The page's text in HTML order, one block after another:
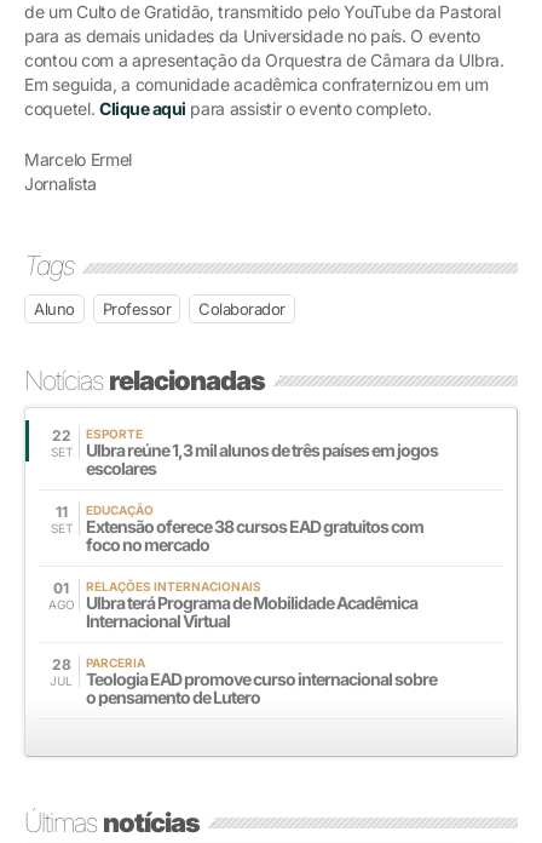
de um Culto de Gratidão, transmitido pelo YouTube da Pastoral
para as demais unidades da Universidade no país. O evento
contou com a apresentação da Orquestra de Câmara da Ulbra.
Em seguida, a comunidade acadêmica confraternizou em um
coquetel.Clique aqui para assistir o evento completo.
Marcelo Ermel
Jornalista
Tags
Aluno Professor Colaborador
Notíciasrelacionadas
22
SET
ESPORTE
Ulbra reúne 1,3 mil alunos de três países em jogos
escolares
11
SET
EDUCAÇÃO
Extensão oferece 38 cursos EAD gratuitos com
foco no mercado
01
AGO
RELAÇÕES INTERNACIONAIS
Ulbra terá Programa de Mobilidade Acadêmica
Internacional Virtual
28
JUL
PARCERIA
Teologia EAD promove curso internacional sobre
o pensamento de Lutero
Últimasnotícias